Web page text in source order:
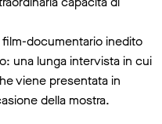
film-documentario inedito
una lunga intervista in cui
viene presentata in
della mostra.